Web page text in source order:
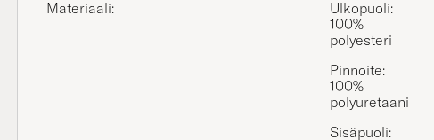
Materiaali:
Ulkopuoli:
100%
polyesteri
Pinnoite:
100%
polyuretaani
Sisäpuoli: